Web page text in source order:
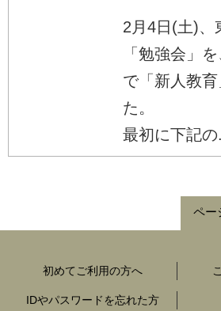
2月4日(土)、
「勉強会」
で「新人教
た。
最初に下記の
ペー
初めてご利用の方へ
IDやパスワードを忘れた方